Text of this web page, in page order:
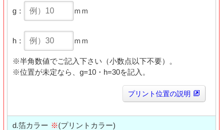
g： ｍｍ
h： ｍｍ
※半角数値でご記入下さい（小数点以下不要）。
※位置が未定なら、g=10・h=30を記入。
プリント位置の説明
d.箔カラー ※(プリントカラー)